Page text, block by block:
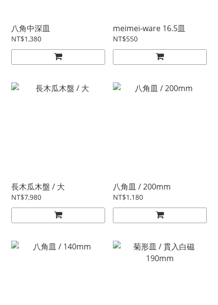
八角中深皿
NT$1,380
meimei-ware 16.5皿
NT$550
長木瓜木盤 / 大
NT$7,980
八角皿 / 200mm
NT$1,180